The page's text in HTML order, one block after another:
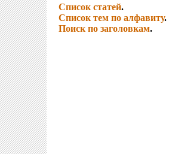
Список статей.
Список тем по алфавиту.
Поиск по заголовкам.